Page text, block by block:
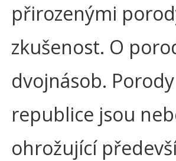
přirozenými
zkušenost. O
dvojnásob.
republice jsou
ohrožující